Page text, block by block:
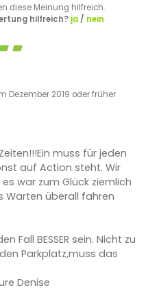
diese Meinung hilfreich.
hilfreich? ja/ nein
Dezember 2019 oder früher
muss für jeden
auf Action steht. Wir
war zum Glück ziemlich
Warten überall fahren
Fall BESSER sein. Nicht zu
Parkplatz,muss das
Denise